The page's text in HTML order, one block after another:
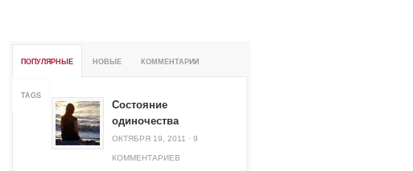
ПОПУЛЯРНЫЕ НОВЫЕ КОММЕНТАРИИ
TAGS
Состояние
одиночества
ОКТЯБРЯ 19, 2011 · 9
КОММЕНТАРИЕВ